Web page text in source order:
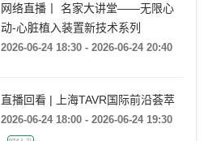
网络直播丨 名家大讲堂——无限心
动-心脏植入装置新技术系列
2026-06-24 18:30 - 2026-06-24 20:40
直播回看 | 上海TAVR国际前沿荟萃
2026-06-24 18:00 - 2026-06-24 19:30